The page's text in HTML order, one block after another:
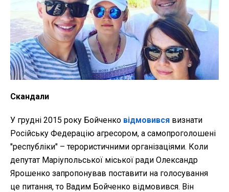
Скандали
У грудні 2015 року Бойченко відмовився визнати
Російську Федерацію агресором, а самопроголошені
"республіки" – терористичними організаціями. Коли
депутат Маріупольської міської ради Олександр
Ярошенко запропонував поставити на голосування
це питання, то Вадим Бойченко відмовився. Він